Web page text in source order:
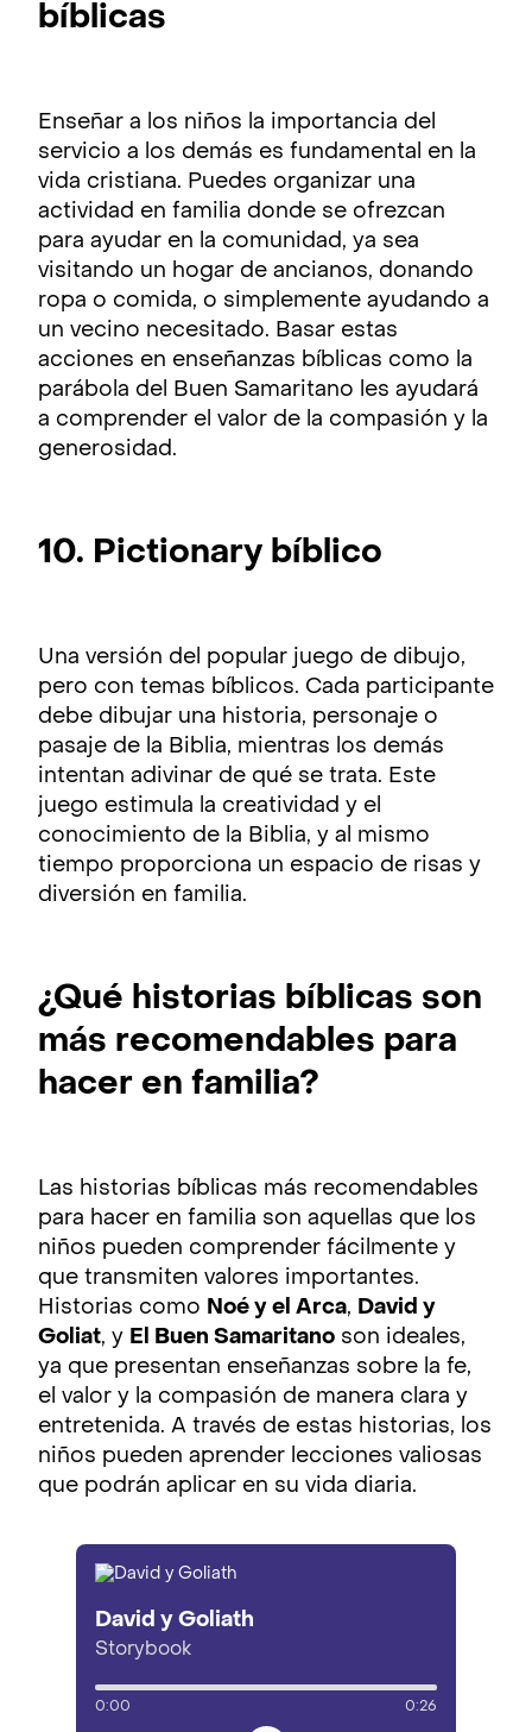
bíblicas
Enseñar a los niños la importancia del
servicio a los demás es fundamental en la
vida cristiana. Puedes organizar una
actividad en familia donde se ofrezcan
para ayudar en la comunidad, ya sea
visitando un hogar de ancianos, donando
ropa o comida, o simplemente ayudando a
un vecino necesitado. Basar estas
acciones en enseñanzas bíblicas como la
parábola del Buen Samaritano les ayudará
a comprender el valor de la compasión y la
generosidad.
10. Pictionary bíblico
Una versión del popular juego de dibujo,
pero con temas bíblicos. Cada participante
debe dibujar una historia, personaje o
pasaje de la Biblia, mientras los demás
intentan adivinar de qué se trata. Este
juego estimula la creatividad y el
conocimiento de la Biblia, y al mismo
tiempo proporciona un espacio de risas y
diversión en familia.
¿Qué historias bíblicas son
más recomendables para
hacer en familia?
Las historias bíblicas más recomendables
para hacer en familia son aquellas que los
niños pueden comprender fácilmente y
que transmiten valores importantes.
Historias como Noé y el Arca, David y
Goliat, y El Buen Samaritano son ideales,
ya que presentan enseñanzas sobre la fe,
el valor y la compasión de manera clara y
entretenida. A través de estas historias, los
niños pueden aprender lecciones valiosas
que podrán aplicar en su vida diaria.
David y Goliath
Storybook
0:00 0:26